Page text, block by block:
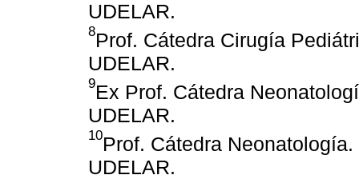
UDELAR.
8Prof. Cátedra Cirugía
UDELAR.
9Ex Prof. Cátedra
UDELAR.
10Prof. Cátedra
UDELAR.